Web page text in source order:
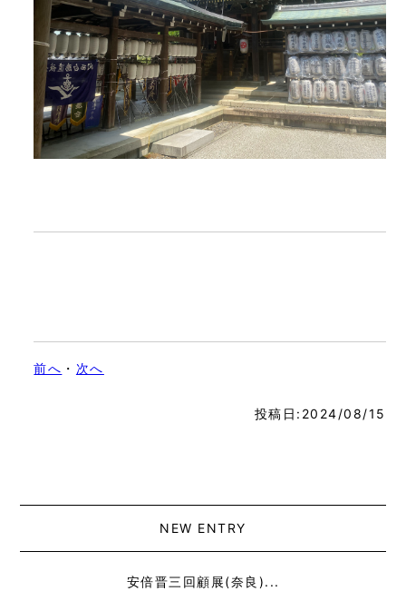
前へ ・ 次へ
投稿日:2024/08/15
NEW ENTRY
安倍晋三回顧展(奈良)...